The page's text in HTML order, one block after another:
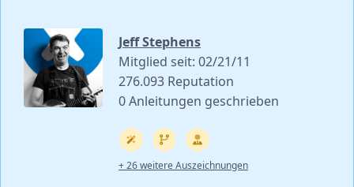
Jeff Stephens
Mitglied seit: 02/21/11
276.093 Reputation
0 Anleitungen geschrieben
+ 26 weitere Auszeichnungen